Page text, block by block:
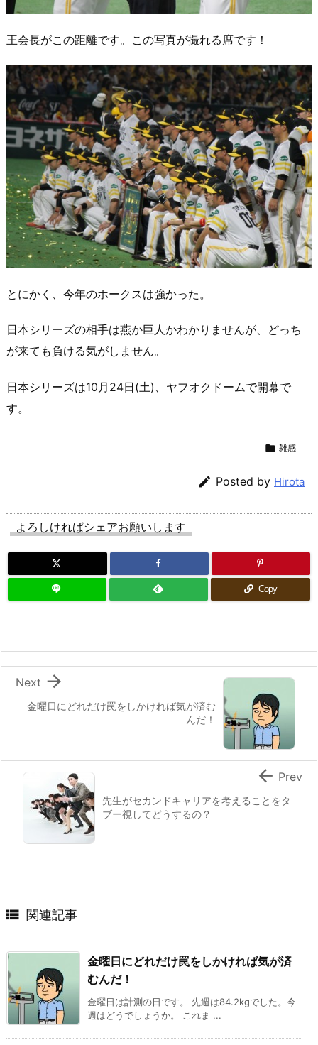
王会長がこの距離です。この写真が撮れる席です！
とにかく、今年のホークスは強かった。
日本シリーズの相手は燕か巨人かわかりませんが、どっち
が来ても負ける気がしません。
日本シリーズは10月24日(土)、ヤフオクドームで開幕で
す。
 雑感
 Posted by Hirota
よろしければシェアお願いします
Copy
金曜日にどれだけ罠をしかければ気が済む
んだ！

Next
先生がセカンドキャリアを考えることをタ
ブー視してどうするの？
 Prev
 関連記事
金曜日にどれだけ罠をしかければ気が済
むんだ！
金曜日は計測の日です。 先週は84.2kgでした。今
週はどうでしょうか。 これま ...